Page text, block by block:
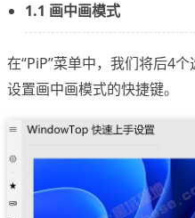
1.1 画中画模式
在“PiP”菜单中，我们将后4
设置画中画模式的快捷键。